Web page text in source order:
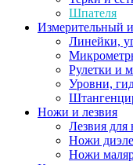
Шпателя
Измерительный
Линейки,
Рулетки и
Уровни,
Ножи и лезвия
Лезвия для
Ножи
Ножи